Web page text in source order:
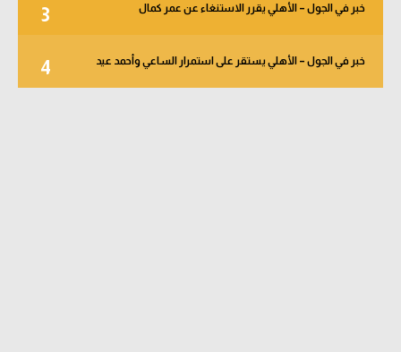
3 خبر في الجول – الأهلي يقرر الاستنغاء عن عمر كمال
4 خبر في الجول – الأهلي يستقر على استمرار الساعي وأحمد عيد